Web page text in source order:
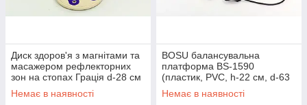
Диск здоров'я з магнітами та
масажером рефлекторних
зон на стопах Грація d-28 см
PS P-706 (пластик)
Немає в наявності
BOSU балансувальна
платформа BS-1590
(пластик, PVC, h-22 см, d-63
см, 6500 г, 2 Екс.,
фіолетовий, синій)
Немає в наявності